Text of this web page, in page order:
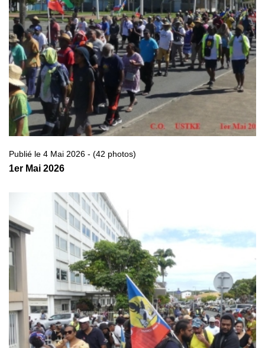
Publié le 4 Mai 2026 - (42 photos)
1er Mai 2026